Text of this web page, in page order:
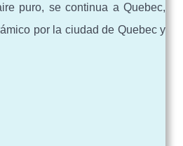
puro, se continua a Quebec,
por la ciudad de Quebec y